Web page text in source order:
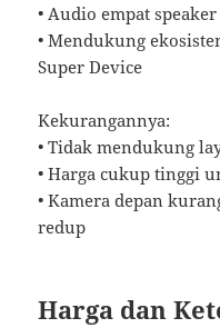
• Audio empat
• Mendukung
Super Device
Kekurangannya:
• Tidak mendukung
• Harga cukup tinggi
• Kamera depan
redup
Harga dan